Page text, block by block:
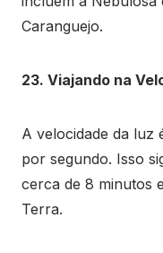
Caranguejo.
23. Viajando na
A velocidade da luz
por segundo. Isso
cerca de 8 minutos
Terra.